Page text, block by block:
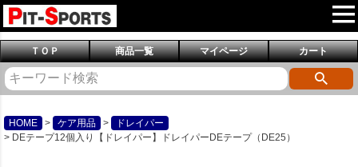
ＴＯＰ 商品一覧 マイページ カート
HOME ケア用品
ドレイパー
DEテープ12個入り【ドレイパー】ドレイパーDEテープ（DE25）